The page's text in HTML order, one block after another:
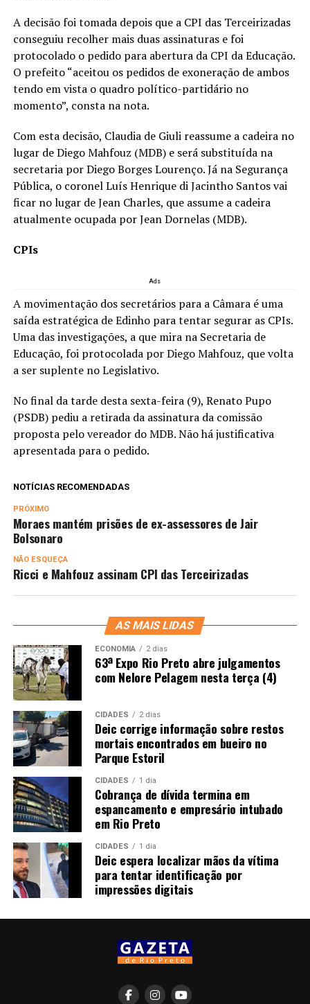
A decisão foi tomada depois que a CPI das Terceirizadas
conseguiu recolher mais duas assinaturas e foi
protocolado o pedido para abertura da CPI da Educação.
O prefeito “aceitou os pedidos de exoneração de ambos
tendo em vista o quadro político-partidário no
momento”, consta na nota.
Com esta decisão, Claudia de Giuli reassume a cadeira no
lugar de Diego Mahfouz (MDB) e será substituída na
secretaria por Diego Borges Lourenço. Já na Segurança
Pública, o coronel Luís Henrique di Jacintho Santos vai
ficar no lugar de Jean Charles, que assume a cadeira
atualmente ocupada por Jean Dornelas (MDB).
CPIs
Ads
A movimentação dos secretários para a Câmara é uma
saída estratégica de Edinho para tentar segurar as CPIs.
Uma das investigações, a que mira na Secretaria de
Educação, foi protocolada por Diego Mahfouz, que volta
a ser suplente no Legislativo.
No final da tarde desta sexta-feira (9), Renato Pupo
(PSDB) pediu a retirada da assinatura da comissão
proposta pelo vereador do MDB. Não há justificativa
apresentada para o pedido.
NOTÍCIAS RECOMENDADAS
PRÓXIMO
Moraes mantém prisões de ex-assessores de Jair
Bolsonaro
NÃO ESQUEÇA
Ricci e Mahfouz assinam CPI das Terceirizadas
AS MAIS LIDAS
ECONOMIA 2 dias
63ª Expo Rio Preto abre julgamentos
com Nelore Pelagem nesta terça (4)
CIDADES 2 dias
Deic corrige informação sobre restos
mortais encontrados em bueiro no
Parque Estoril
CIDADES 1 dia
Cobrança de dívida termina em
espancamento e empresário intubado
em Rio Preto
CIDADES 1 dia
Deic espera localizar mãos da vítima
para tentar identificação por
impressões digitais